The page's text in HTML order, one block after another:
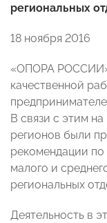
региональных
18 ноября 2016
«ОПОРА РОССИИ»
качественной
В связи с этим
регионов были
рекомендации
малого и
региональных
Деятельность в